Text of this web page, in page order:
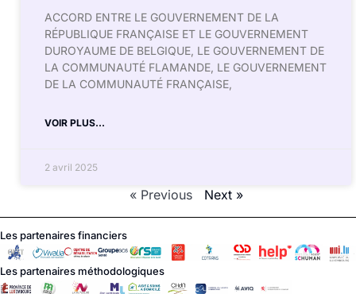
ACCORD ENTRE LE GOUVERNEMENT DE LA
RÉPUBLIQUE FRANÇAISE ET LE GOUVERNEMENT
DUROYAUME DE BELGIQUE, LE GOUVERNEMENT DE
LA COMMUNAUTÉ FLAMANDE, LE GOUVERNEMENT
DE LA COMMUNAUTÉ FRANÇAISE,
VOIR PLUS...
2 avril 2025
« Previous Next »
Les partenaires financiers
Les partenaires méthodologiques